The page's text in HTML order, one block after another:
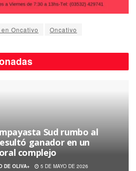
Oncativo Oncativo
Sud rumbo al
ganador en un
complejo
DE OLIVA+ 5 DE MAYO DE 2026